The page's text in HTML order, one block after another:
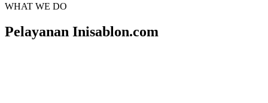
WHAT WE DO
Pelayanan Inisablon.com